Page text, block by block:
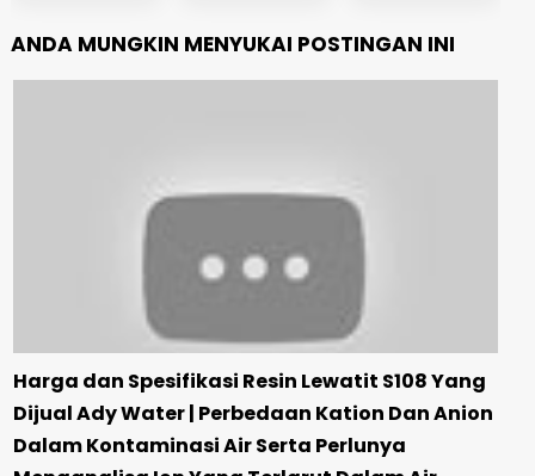
ANDA MUNGKIN MENYUKAI POSTINGAN INI
Harga dan Spesifikasi Resin Lewatit S108 Yang
Dijual Ady Water | Perbedaan Kation Dan Anion
Dalam Kontaminasi Air Serta Perlunya